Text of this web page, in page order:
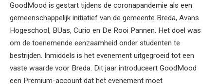
GoodMood is gestart tijdens de coronapandemie als een
gemeenschappelijk initiatief van de gemeente Breda, Avans
Hogeschool, BUas, Curio en De Rooi Pannen. Het doel was
om de toenemende eenzaamheid onder studenten te
bestrijden. Inmiddels is het evenement uitgegroeid tot een
vaste waarde voor Breda. Dit jaar introduceert GoodMood
een Premium-account dat het evenement moet